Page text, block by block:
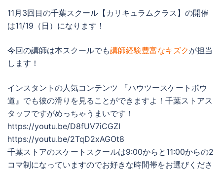
11月3回目の千葉スクール【カリキュラムクラス】の開催
は11/19（日）になります！
今回の講師は本スクールでも講師経験豊富なキズクが担当
します！
インスタントの人気コンテンツ 『ハウツースケートボウ
道』でも彼の滑りを見ることができますよ！千葉ストアス
タッフですがめっちゃうまいです！
https://youtu.be/D8fUV7iCGZI
https://youtu.be/2TqD2xAGOt8
千葉ストアのスケートスクールは9:00からと11:00からの2
コマ制になっていますのでお好きな時間帯をお選びくださ